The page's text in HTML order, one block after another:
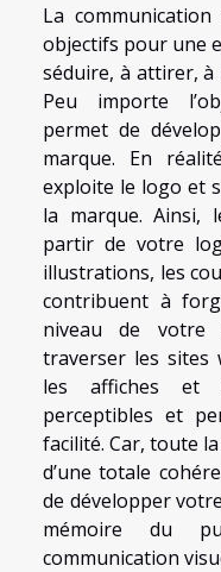
La
objectifs pour une
séduire, à attirer, à
Peu importe
permet de
marque. En
exploite le logo et
la marque. Ainsi,
partir de votre
illustrations, les
contribuent à
niveau de votre
traverser les sites
les affiches et
perceptibles et
facilité. Car, toute
d’une totale
de développer
mémoire du
communication